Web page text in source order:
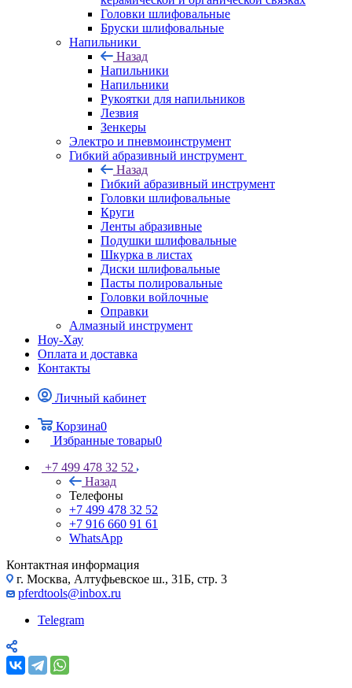
Головки шлифовальные
Бруски шлифовальные
Напильники
Назад
Напильники
Напильники
Рукоятки для напильников
Лезвия
Зенкеры
Электро и пневмоинструмент
Гибкий абразивный инструмент
Назад
Гибкий абразивный инструмент
Головки шлифовальные
Круги
Ленты абразивные
Подушки шлифовальные
Шкурка в листах
Диски шлифовальные
Пасты полировальные
Головки войлочные
Оправки
Алмазный инструмент
Ноу-Хау
Оплата и доставка
Контакты
Личный кабинет
Корзина0
Избранные товары0
+7 499 478 32 52
Назад
Телефоны
+7 499 478 32 52
+7 916 660 91 61
WhatsApp
Контактная информация
г. Москва, Алтуфьевское ш., 31Б, стр. 3
pferdtools@inbox.ru
Telegram